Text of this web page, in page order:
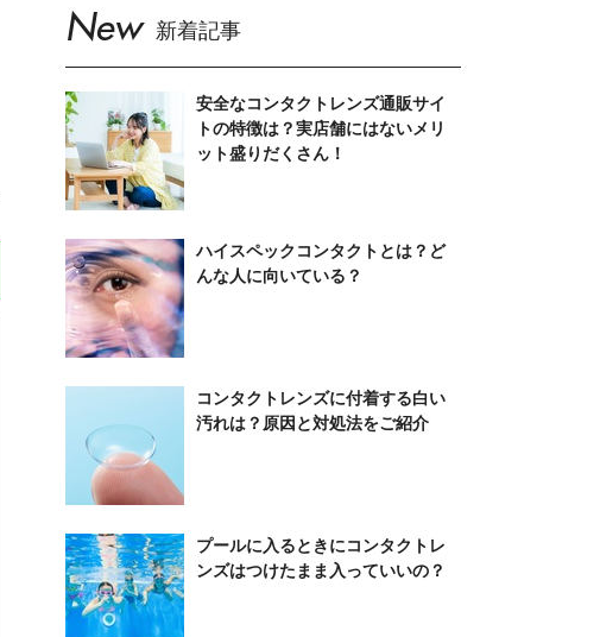
New 新着記事
安全なコンタクトレンズ通販サイ
トの特徴は？実店舗にはないメリ
ット盛りだくさん！
ハイスペックコンタクトとは？ど
んな人に向いている？
コンタクトレンズに付着する白い
汚れは？原因と対処法をご紹介
プールに入るときにコンタクトレ
ンズはつけたまま入っていいの？